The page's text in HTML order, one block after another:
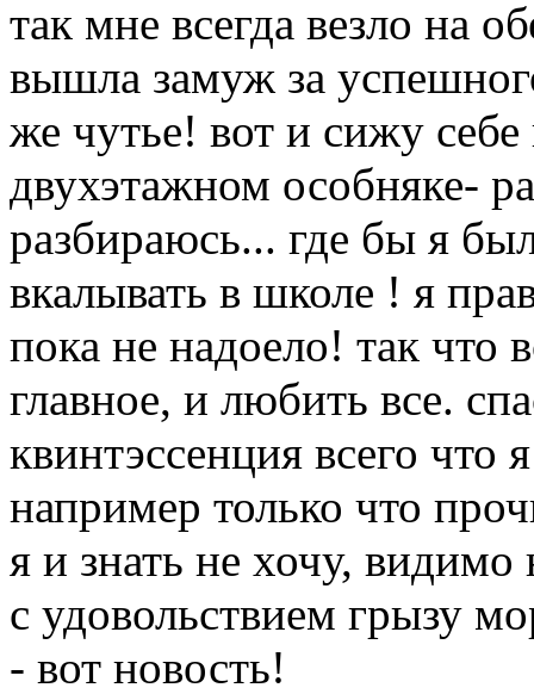
так мне всегда везло на
вышла замуж за
же чутье! вот и сижу
двухэтажном особняке-
разбираюсь... где бы я
вкалывать в школе ! я
пока не надоело! так что
главное, и любить все.
квинтэссенция всего что
например только что
я и знать не хочу,
с удовольствием грызу
- вот новость!